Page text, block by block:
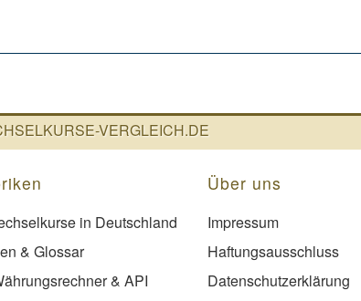
VERGLEICH.DE
in Deutschland
& Glossar
& API
Über uns
Impressum
Haftungsausschluss
Datenschutzerklärung